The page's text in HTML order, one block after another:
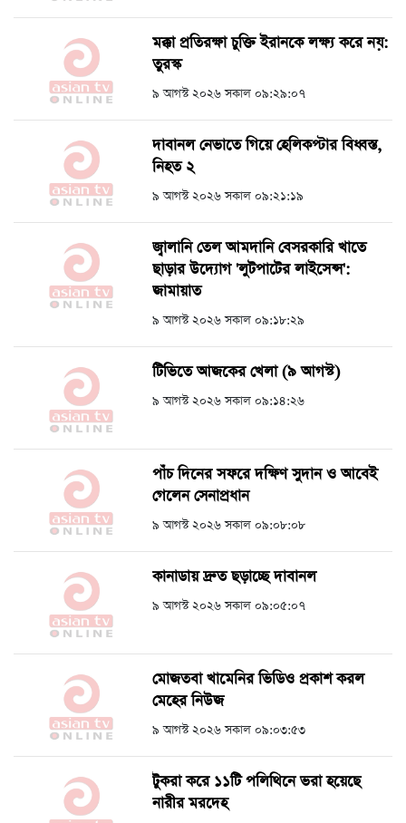
মক্কা প্রতিরক্ষা চুক্তি ইরানকে লক্ষ্য করে নয়:
তুরস্ক
৯ আগস্ট ২০২৬ সকাল ০৯:২৯:০৭
দাবানল নেভাতে গিয়ে হেলিকপ্টার বিধ্বস্ত,
নিহত ২
৯ আগস্ট ২০২৬ সকাল ০৯:২১:১৯
জ্বালানি তেল আমদানি বেসরকারি খাতে
ছাড়ার উদ্যোগ 'লুটপাটের লাইসেন্স':
জামায়াত
৯ আগস্ট ২০২৬ সকাল ০৯:১৮:২৯
টিভিতে আজকের খেলা (৯ আগস্ট)
৯ আগস্ট ২০২৬ সকাল ০৯:১৪:২৬
পাঁচ দিনের সফরে দক্ষিণ সুদান ও আবেই
গেলেন সেনাপ্রধান
৯ আগস্ট ২০২৬ সকাল ০৯:০৮:০৮
কানাডায় দ্রুত ছড়াচ্ছে দাবানল
৯ আগস্ট ২০২৬ সকাল ০৯:০৫:০৭
মোজতবা খামেনির ভিডিও প্রকাশ করল
মেহের নিউজ
৯ আগস্ট ২০২৬ সকাল ০৯:০৩:৫৩
টুকরা করে ১১টি পলিথিনে ভরা হয়েছে
নারীর মরদেহ